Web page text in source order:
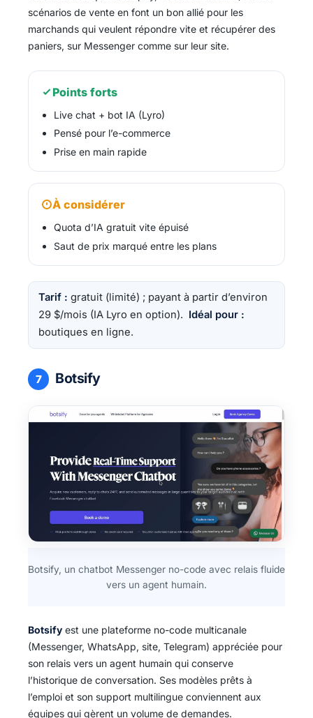
scénarios de vente en font un bon allié pour les
marchands qui veulent répondre vite et récupérer des
paniers, sur Messenger comme sur leur site.
Points forts
Live chat + bot IA (Lyro)
Pensé pour l’e-commerce
Prise en main rapide
À considérer
Quota d’IA gratuit vite épuisé
Saut de prix marqué entre les plans
Tarif : gratuit (limité) ; payant à partir d’environ
29 $/mois (IA Lyro en option). Idéal pour :
boutiques en ligne.
7 Botsify
Botsify, un chatbot Messenger no-code avec relais fluide
vers un agent humain.
Botsify est une plateforme no-code multicanale
(Messenger, WhatsApp, site, Telegram) appréciée pour
son relais vers un agent humain qui conserve
l’historique de conversation. Ses modèles prêts à
l’emploi et son support multilingue conviennent aux
équipes qui gèrent un volume de demandes.